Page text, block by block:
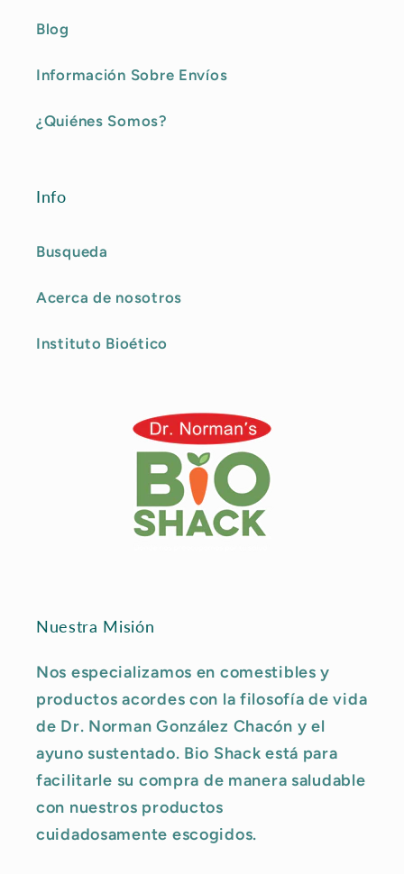
Blog
Información Sobre Envíos
¿Quiénes Somos?
Info
Busqueda
Acerca de nosotros
Instituto Bioético
Nuestra Misión
Nos especializamos en comestibles y
productos acordes con la filosofía de vida
de Dr. Norman González Chacón y el
ayuno sustentado. Bio Shack está para
facilitarle su compra de manera saludable
con nuestros productos
cuidadosamente escogidos.